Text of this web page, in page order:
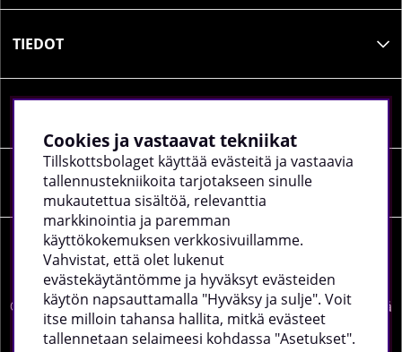
TIEDOT
YRITYKSEN TIEDOT
© 2026 tillskottsbolaget.fi. Käytämme evästeitä -lue lisää
täältä.
Cookies ja vastaavat tekniikat
Tillskottsbolaget käyttää evästeitä ja vastaavia
tallennustekniikoita tarjotakseen sinulle
mukautettua sisältöä, relevanttia
markkinointia ja paremman
käyttökokemuksen verkkosivuillamme.
Vahvistat, että olet lukenut
evästekäytäntömme ja hyväksyt evästeiden
käytön napsauttamalla "Hyväksy ja sulje". Voit
itse milloin tahansa hallita, mitkä evästeet
tallennetaan selaimeesi kohdassa "Asetukset".